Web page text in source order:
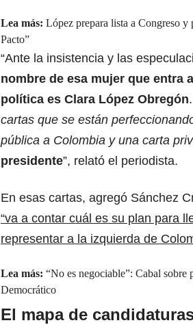
Lea más: López prepara lista a Congreso y
Pacto”
“Ante la insistencia y las
nombre de esa mujer que entra
política es Clara López Obregón.
cartas que se están
pública a Colombia y una carta
presidente”, relató el periodista.
En esas cartas, agregó Sánchez
“va a contar cuál es su plan para
representar a la izquierda de
Lea más: “No es negociable”: Cabal sobre
Democrático
El mapa de